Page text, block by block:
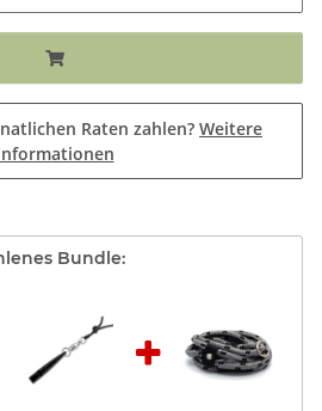
Raten zahlen? Weitere
Bundle: